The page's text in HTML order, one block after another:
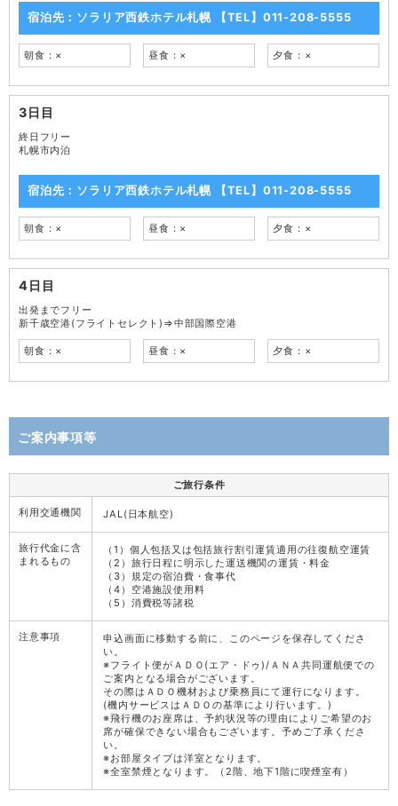
宿泊先：ソラリア西鉄ホテル札幌 【TEL】011-208-5555
朝食：× 昼食：× 夕食：×
3日目
終日フリー
札幌市内泊
宿泊先：ソラリア西鉄ホテル札幌 【TEL】011-208-5555
朝食：× 昼食：× 夕食：×
4日目
出発までフリー
新千歳空港(フライトセレクト)⇒中部国際空港
朝食：× 昼食：× 夕食：×
ご案内事項等
ご旅行条件
利用交通機関 JAL(日本航空)
旅行代金に含
まれるもの
（1）個人包括又は包括旅行割引運賃適用の往復航空運賃
（2）旅行日程に明示した運送機関の運賃・料金
（3）規定の宿泊費・食事代
（4）空港施設使用料
（5）消費税等諸税
注意事項
申込画面に移動する前に、このページを保存してくださ
い。
※フライト便がＡＤＯ(エア・ドゥ)/ＡＮＡ共同運航便での
ご案内となる場合がございます。
その際はＡＤＯ機材および乗務員にて運行になります。
(機内サービスはＡＤＯの基準により行います。)
※飛行機のお座席は、予約状況等の理由によりご希望のお
席が確保できない場合もございます。予めご了承くださ
い。
※お部屋タイプは洋室となります。
※全室禁煙となります。（2階、地下1階に喫煙室有）